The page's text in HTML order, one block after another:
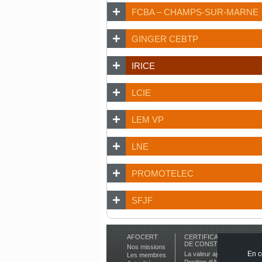
FCBA – CHAMPS-SUR-MARNE
GINGER CEBTP
IRICE
LCIE
LEM VP
LNE
PROMOTELEC
SFJF
AFOCERT
Nos missions
Les membres
CERTIFICATIONS DE
DE CONSTRUCTION
La valeur ajoutée de laEn